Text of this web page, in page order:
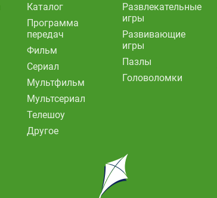
Каталог
Программа
передач
Фильм
Сериал
Мультфильм
Мультсериал
Телешоу
Другое
Развлекательные
игры
Развивающие
игры
Пазлы
Головоломки